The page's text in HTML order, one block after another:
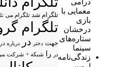
معمایی با
بازی
درخشان
ستاره‌های
سینما
زندگی‌نامه
تلگرام شد تلگرام می
تلگرام
جهت دختر در درباره
در
را شبکه + شرکت